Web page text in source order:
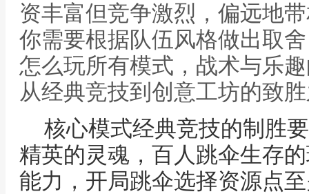
资丰富但竞争激烈，偏远地
你需要根据队伍风格做出取
怎么玩所有模式，战术与乐
从经典竞技到创意工坊的致
核心模式经典竞技的制胜
精英的灵魂，百人跳伞生存
能力，开局跳伞选择资源点